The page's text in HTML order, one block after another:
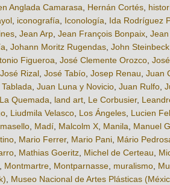
Anglada Camarasa, Hernán Cortés,
, iconografía, Iconología, Ida Rodríguez
, Jean Arp, Jean François Bonpaix,
, Johann Moritz Rugendas, John Steinbeck
Figueroa, José Clemente Orozco,
José Rizal, José Tabío, Josep Renau, Juan
, Juan Luna y Novicio, Juan Rulfo,
La Quemada, land art, Le Corbusier,
, Liudmila Velasco, Los Ángeles, Lucien
, Madí, Malcolm X, Manila, Manuel
, Mario Ferrer, Mario Pani, Mário
, Mathias Goeritz, Michel de Certeau,
, Montmartre, Montparnasse, muralismo,
, Museo Nacional de Artes Plásticas